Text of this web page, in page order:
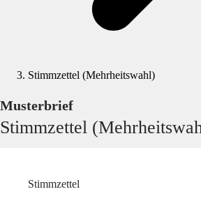
Stimmzettel (Mehrheitswahl)
Musterbrief
Stimmzettel
Stimmzettel